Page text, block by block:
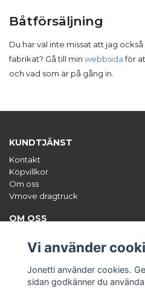
Båtförsäljning
Du har väl inte missat att jag
fabrikat? Gå till min webbsidaför
och vad som är på gång in.
KUNDTJÄNST
Kontakt
Köpvillkor
Om oss
Vmove dragtruck
OM OSS
styrpulpetsöverdrag och
Vi använder
Jonetti använder cookies.
sidan godkänner du